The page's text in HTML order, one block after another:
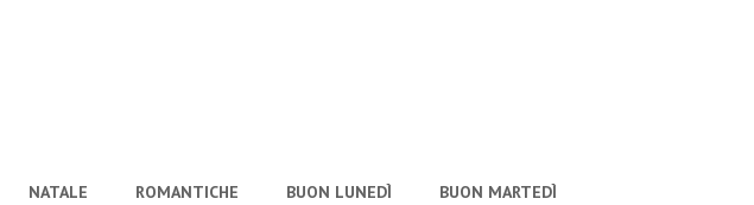
NATALE ROMANTICHE BUON LUNEDÌ
BUON MARTEDÌ